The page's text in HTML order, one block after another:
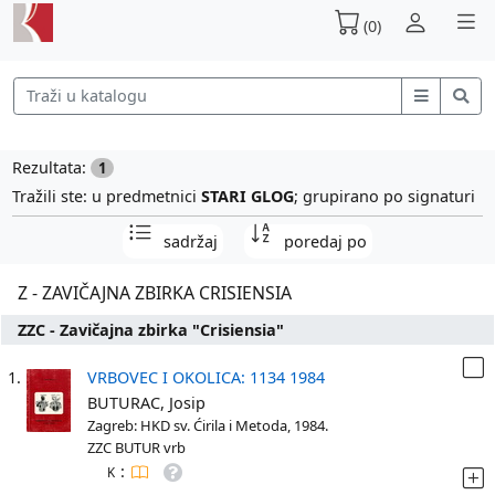
(0)
Rezultata: 1
Tražili ste: u predmetnici STARI GLOG; grupirano po signaturi
sadržaj poredaj po
Z - ZAVIČAJNA ZBIRKA CRISIENSIA
ZZC - Zavičajna zbirka "Crisiensia"
1.
VRBOVEC I OKOLICA: 1134 1984
BUTURAC, Josip
Zagreb: HKD sv. Ćirila i Metoda, 1984.
ZZC BUTUR vrb
K :